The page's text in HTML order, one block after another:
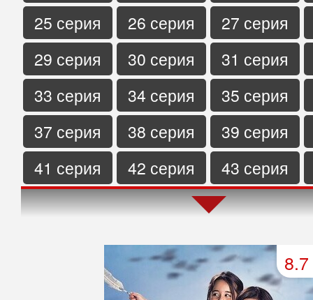
25 серия
26 серия
27 серия
29 серия
30 серия
31 серия
33 серия
34 серия
35 серия
37 серия
38 серия
39 серия
41 серия
42 серия
43 серия
45 серия
46 серия
47 серия
50 серия
51 серия
54 серия
55 серия
8.7